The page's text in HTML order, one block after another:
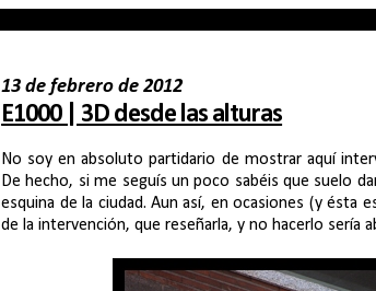
13 de febrero de 2012
E1000 | 3D desde las alturas
No soy en absoluto partidario de mostrar aquí
De hecho, si me seguís un poco sabéis que suelo
esquina de la ciudad. Aun así, en ocasiones (y ésta
de la intervención, que reseñarla, y no hacerlo sería